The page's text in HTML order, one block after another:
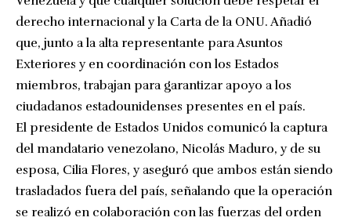
derecho internacional y la Carta de la ONU. Añadió
que, junto a la alta representante para Asuntos
Exteriores y en coordinación con los Estados
miembros, trabajan para garantizar apoyo a los
ciudadanos estadounidenses presentes en el país.
El presidente de Estados Unidos comunicó la captura
del mandatario venezolano, Nicolás Maduro, y de su
esposa, Cilia Flores, y aseguró que ambos están siendo
trasladados fuera del país, señalando que la operación
se realizó en colaboración con las fuerzas del orden